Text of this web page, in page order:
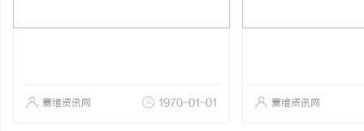
赛维资讯网 1970-01-01 赛维资讯网